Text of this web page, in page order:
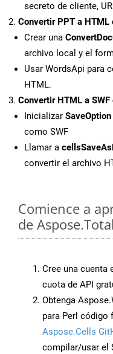
secreto de cliente,
Convertir PPT a HTML
Crear una
archivo local y el
Usar WordsApi para
HTML.
Convertir HTML a
Inicializar SaveOption
como SWF
Llamar a
convertir el archivo
Comience a
de
Cree una cuenta
cuota de API
Obtenga
para Perl código
Aspose.Cells
compilar/usar el